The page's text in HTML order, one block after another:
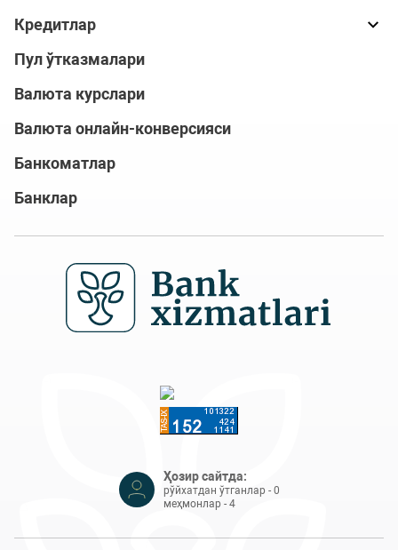
Кредитлар
Пул ўтказмалари
Валюта курслари
Валюта онлайн-конверсияси
Банкоматлар
Банклар
Ҳозир сайтда:
рўйхатдан ўтганлар - 0
меҳмонлар - 4